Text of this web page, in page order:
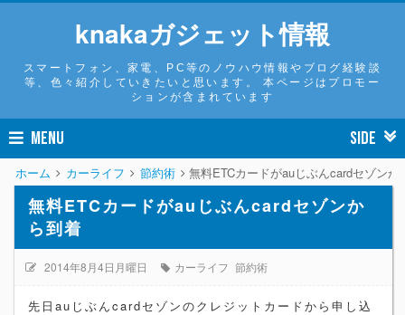
knakaガジェット情報
スマートフォン、家電、PC等のノウハウ情報やブログ経験談
等、色々紹介していきたいと思います。 本ページはプロモー
ションが含まれています
MENU SIDE
ホーム カーライフ 節約術 無料ETCカードがauじぶんcardセゾンか
無料ETCカードがauじぶんcardセゾンか
ら到着
2014年8月4日月曜日 カーライフ 節約術
先日auじぶんcardセゾンのクレジットカードから申し込